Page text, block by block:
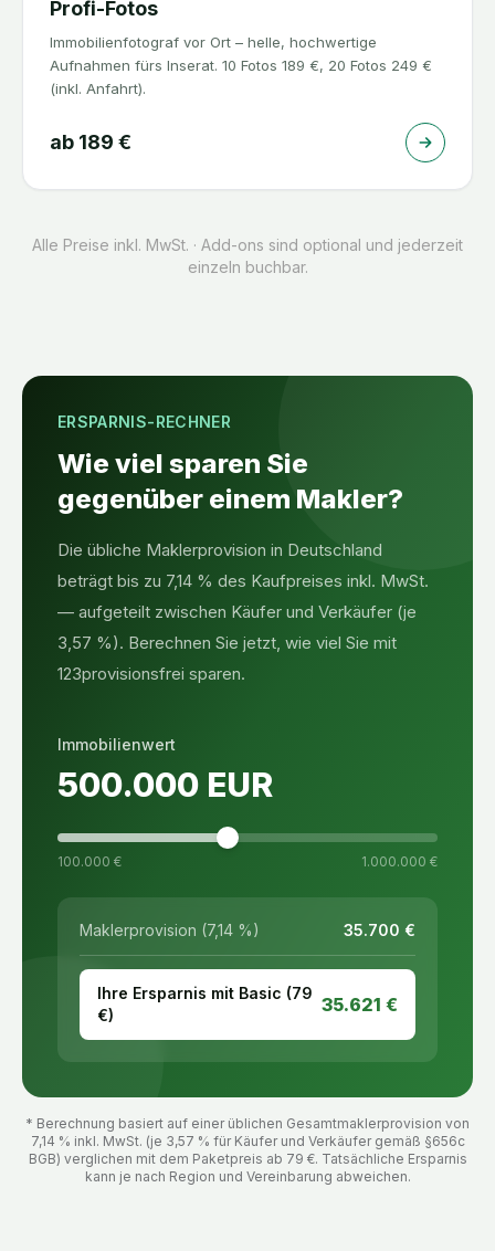
Profi-Fotos
Immobilienfotograf vor Ort – helle, hochwertige
Aufnahmen fürs Inserat. 10 Fotos 189 €, 20 Fotos 249 €
(inkl. Anfahrt).
ab 189 €
Alle Preise inkl. MwSt. · Add-ons sind optional und jederzeit
einzeln buchbar.
ERSPARNIS-RECHNER
Wie viel sparen Sie
gegenüber einem Makler?
Die übliche Maklerprovision in Deutschland
beträgt bis zu 7,14 % des Kaufpreises inkl. MwSt.
— aufgeteilt zwischen Käufer und Verkäufer (je
3,57 %). Berechnen Sie jetzt, wie viel Sie mit
123provisionsfrei sparen.
Immobilienwert
500.000 EUR
100.000 € 1.000.000 €
Maklerprovision (7,14 %) 35.700 €
Ihre Ersparnis mit Basic (79
€)
35.621 €
* Berechnung basiert auf einer üblichen Gesamtmaklerprovision von
7,14 % inkl. MwSt. (je 3,57 % für Käufer und Verkäufer gemäß §656c
BGB) verglichen mit dem Paketpreis ab 79 €. Tatsächliche Ersparnis
kann je nach Region und Vereinbarung abweichen.